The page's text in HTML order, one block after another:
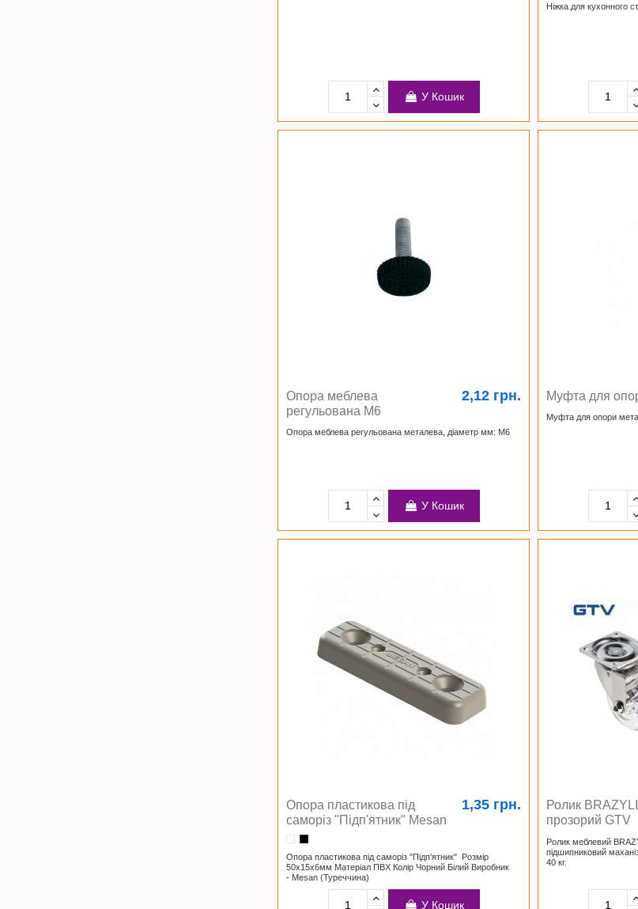
У Кошик
Ніжка для кухонного
Опора меблева
регульована М6
2,12 грн.
Опора меблева регульована металева, діаметр мм: М6
У Кошик
Муфта для
Муфта для опори
Опора пластикова під
саморіз "Підп'ятник" Mesan
1,35 грн.
Опора пластикова під саморіз "Підп'ятник" Розмір
50х15х6мм Матеріал ПВХ Колір Чорний Білий Виробник
- Mesan (Туреччина)
У Кошик
Ролик
прозорий GTV
Ролик меблевий
підшипниковий
40 кг.